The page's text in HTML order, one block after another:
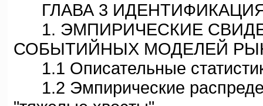
ГЛАВА 3
1. ЭМПИРИЧЕСКИЕ
СОБЫТИЙНЫХ МОДЕЛЕЙ
1.1 Описательные
1.2 Эмпирические